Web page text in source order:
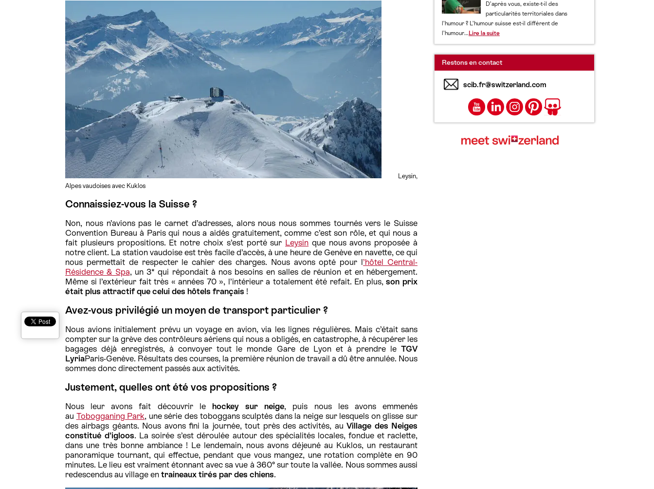
Leysin,
Alpes vaudoises avec Kuklos
Connaissiez-vous la Suisse ?
Non, nous n’avions pas le carnet d’adresses, alors nous nous sommes tournés vers le Suisse
Convention Bureau à Paris qui nous a aidés gratuitement, comme c’est son rôle, et qui nous a
fait plusieurs propositions. Et notre choix s’est porté sur Leysin que nous avons proposée à
notre client. La station vaudoise est très facile d’accès, à une heure de Genève en navette, ce qui
nous permettait de respecter le cahier des charges. Nous avons opté pour l’hôtel Central-
Résidence & Spa, un 3* qui répondait à nos besoins en salles de réunion et en hébergement.
Même si l’extérieur fait très « années 70 », l’intérieur a totalement été refait. En plus,son prix
était plus attractif que celui des hôtels français !
Avez-vous privilégié un moyen de transport particulier ?
Nous avions initialement prévu un voyage en avion, via les lignes régulières. Mais c’était sans
compter sur la grève des contrôleurs aériens qui nous a obligés, en catastrophe, à récupérer les
bagages déjà enregistrés, à convoyer tout le monde Gare de Lyon et à prendre le TGV
LyriaParis-Genève. Résultats des courses, la première réunion de travail a dû être annulée. Nous
sommes donc directement passés aux activités.
Justement, quelles ont été vos propositions ?
Nous leur avons fait découvrir le hockey sur neige, puis nous les avons emmenés
au Tobogganing Park, une série des toboggans sculptés dans la neige sur lesquels on glisse sur
des airbags géants. Nous avons fini la journée, tout près des activités, auVillage des Neiges
constitué d’igloos. La soirée s’est déroulée autour des spécialités locales, fondue et raclette,
dans une très bonne ambiance ! Le lendemain, nous avons déjeuné au Kuklos, un restaurant
panoramique tournant, qui effectue, pendant que vous mangez, une rotation complète en 90
minutes. Le lieu est vraiment étonnant avec sa vue à 360° sur toute la vallée. Nous sommes aussi
redescendus au village en traineaux tirés par des chiens.
D’après vous, existe-t-il des
particularités territoriales dans
l’humour ? L’humour suisse est-il différent de
l’humour... Lire la suite
Restons en contact
scib.fr@switzerland.com